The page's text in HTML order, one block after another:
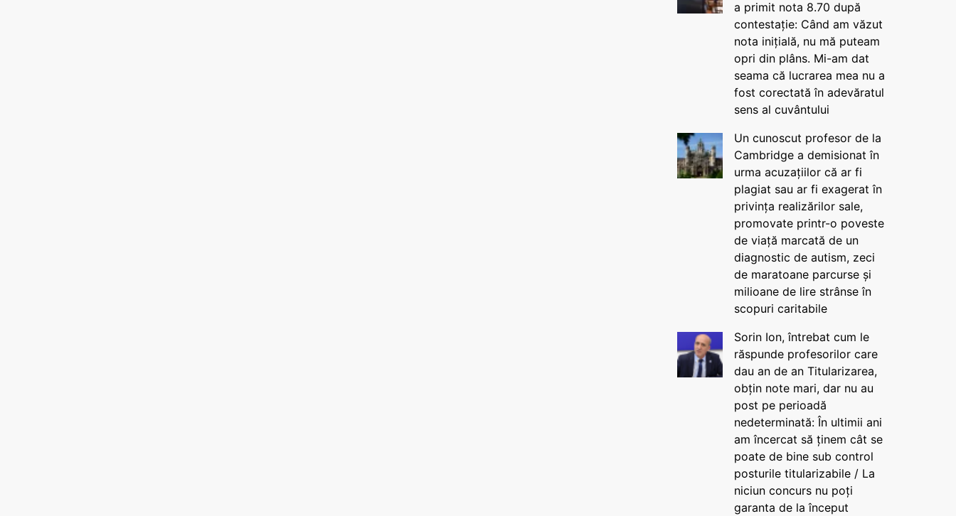
a primit nota 8.70 după
contestație: Când am văzut
nota inițială, nu mă puteam
opri din plâns. Mi-am dat
seama că lucrarea mea nu a
fost corectată în adevăratul
sens al cuvântului
Un cunoscut profesor de la
Cambridge a demisionat în
urma acuzațiilor că ar fi
plagiat sau ar fi exagerat în
privința realizărilor sale,
promovate printr-o poveste
de viață marcată de un
diagnostic de autism, zeci
de maratoane parcurse și
milioane de lire strânse în
scopuri caritabile
Sorin Ion, întrebat cum le
răspunde profesorilor care
dau an de an Titularizarea,
obțin note mari, dar nu au
post pe perioadă
nedeterminată: În ultimii ani
am încercat să ținem cât se
poate de bine sub control
posturile titularizabile / La
niciun concurs nu poți
garanta de la început